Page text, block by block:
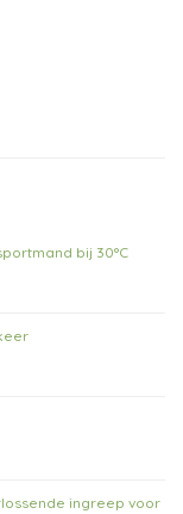
bij 30°C
ingreep voor